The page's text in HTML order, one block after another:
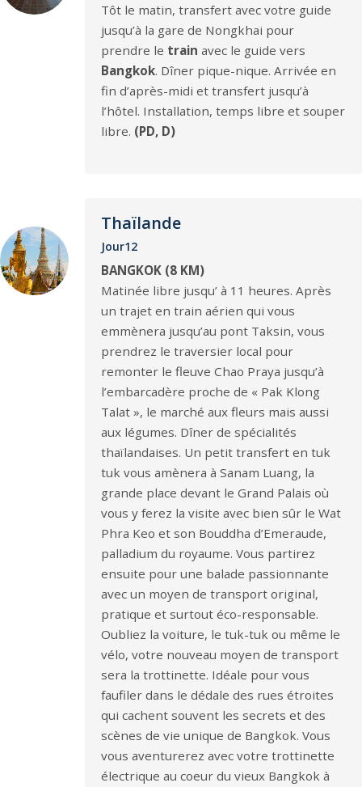
Tôt le matin, transfert avec votre guide
jusqu’à la gare de Nongkhai pour
prendre le train avec le guide vers
Bangkok. Dîner pique-nique. Arrivée en
fin d’après-midi et transfert jusqu’à
l’hôtel. Installation, temps libre et souper
libre. (PD, D)
Thaïlande
Jour12
BANGKOK (8 KM)
Matinée libre jusqu’ à 11 heures. Après
un trajet en train aérien qui vous
emmènera jusqu’au pont Taksin, vous
prendrez le traversier local pour
remonter le fleuve Chao Praya jusqu’à
l’embarcadère proche de « Pak Klong
Talat », le marché aux fleurs mais aussi
aux légumes. Dîner de spécialités
thaïlandaises. Un petit transfert en tuk
tuk vous amènera à Sanam Luang, la
grande place devant le Grand Palais où
vous y ferez la visite avec bien sûr le Wat
Phra Keo et son Bouddha d’Emeraude,
palladium du royaume. Vous partirez
ensuite pour une balade passionnante
avec un moyen de transport original,
pratique et surtout éco-responsable.
Oubliez la voiture, le tuk-tuk ou même le
vélo, votre nouveau moyen de transport
sera la trottinette. Idéale pour vous
faufiler dans le dédale des rues étroites
qui cachent souvent les secrets et des
scènes de vie unique de Bangkok. Vous
vous aventurerez avec votre trottinette
électrique au coeur du vieux Bangkok à